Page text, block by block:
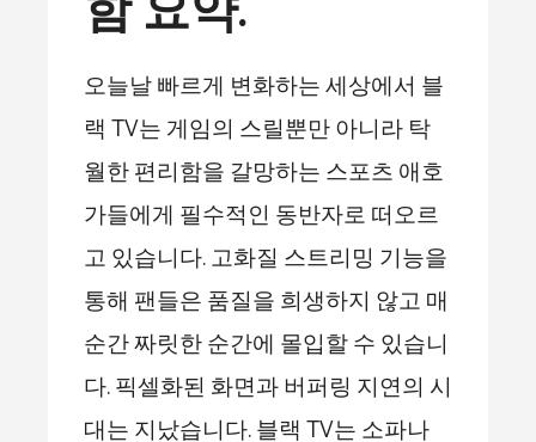
오늘날 빠르게 변화하는 세상에서 블
랙 TV는 게임의 스릴뿐만 아니라 탁
월한 편리함을 갈망하는 스포츠 애호
가들에게 필수적인 동반자로 떠오르
고 있습니다. 고화질 스트리밍 기능을
통해 팬들은 품질을 희생하지 않고 매
순간 짜릿한 순간에 몰입할 수 있습니
다. 픽셀화된 화면과 버퍼링 지연의 시
대는 지났습니다. 블랙 TV는 소파나